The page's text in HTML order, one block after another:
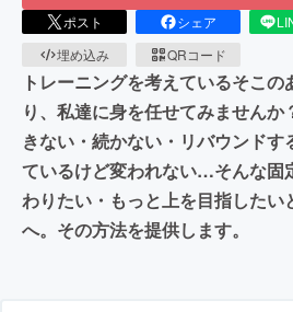
ポスト シェア
埋め込み
QRコード
トレーニングを考えているそこ
り、私達に身を任せてみません
きない・続かない・リバウンドす
ているけど変われない…そんな固
わりたい・もっと上を目指したい
へ。その方法を提供します。